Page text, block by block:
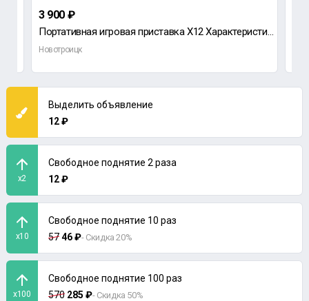
3 900 ₽
Портативная игровая приставка X12 Характеристики и описание Общие характеристики МодельX12 Память О
Новотроицк
Выделить объявление
12 ₽
x2
Свободное поднятие 2 раза
12 ₽
x10
Свободное поднятие 10 раз
5746 ₽- Скидка 20%
x100
Свободное поднятие 100 раз
570 285 ₽- Скидка 50%